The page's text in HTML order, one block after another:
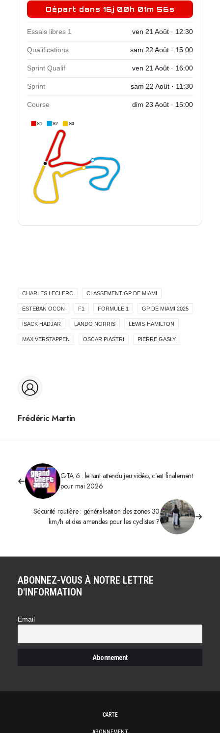
Départ dans 16j 00h 01m 55s
Essais libres 1 ven 21 Août · 12:30
Qualifications sam 22 Août · 15:00
Sprint Qualif ven 21 Août · 16:00
Sprint sam 22 Août · 11:30
Course dim 23 Août · 15:00
S1 S2 S3
CHARLES LECLERC CLASSEMENT GP DE MIAMI
ESTEBAN OCON F1 FORMULE 1 GP DE MIAMI 2025
ISACK HADJAR LANDO NORRIS LEWIS-HAMILTON
MAX VERSTAPPEN OSCAR PIASTRI PIERRE GASLY
Frédéric Martin
GTA 6 : le tant attendu jeu vidéo, c’est finalement
pour mai 2026
Sécurité routière : généralisation des zones 30
km/h et des amendes pour les cyclistes ?
ABONNEZ-VOUS À NOTRE LETTRE
D'INFORMATION
Email
CARTE